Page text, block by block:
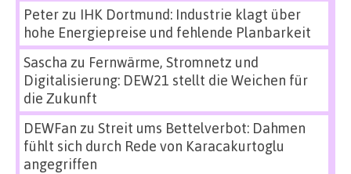
Peterzu IHK Dortmund: Industrie klagt über
hohe Energiepreise und fehlende Planbarkeit
Sascha zu Fernwärme, Stromnetz und
Digitalisierung: DEW21 stellt die Weichen für
die Zukunft
DEWFan zu Streit ums Bettelverbot: Dahmen
fühlt sich durch Rede von Karacakurtoglu
angegriffen